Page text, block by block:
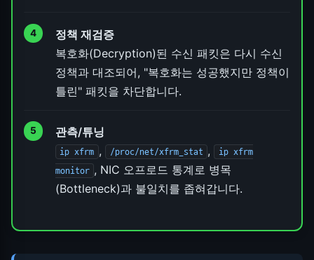
정책 재검증
복호화(Decryption)된 수신 패킷은 다시 수신
정책과 대조되어, "복호화는 성공했지만 정책이
틀린" 패킷을 차단합니다.
관측/튜닝
ip xfrm , /proc/net/xfrm_stat ,
ip xfrm
monitor , NIC 오프로드 통계로 병목
(Bottleneck)과 불일치를 좁혀갑니다.